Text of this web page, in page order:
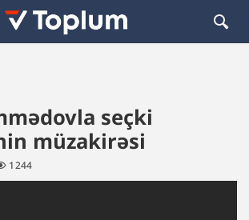
seçki
müzakirəsi
1244